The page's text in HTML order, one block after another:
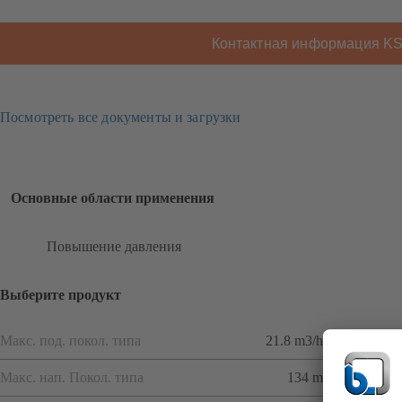
Контактная информация
Посмотреть все документы и загрузки
Основные области применения
Повышение давления
Выберите продукт
Макс. под. покол. типа 21.8 m3/h
Макс. нап. Покол. типа 134 m